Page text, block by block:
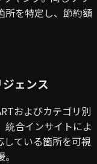
所を特定し、節約額
ェンス
およびカテゴリ別
統合インサイトによ
している箇所を可視